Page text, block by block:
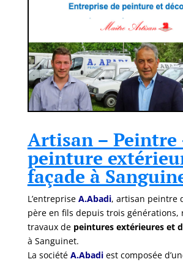
Artisan – Peintre
peinture
façade à
L’entreprise A.Abadi, artisan peintre
père en fils depuis trois générations,
travaux de peintures extérieures et
à Sanguinet.
La société A.Abadiest composée